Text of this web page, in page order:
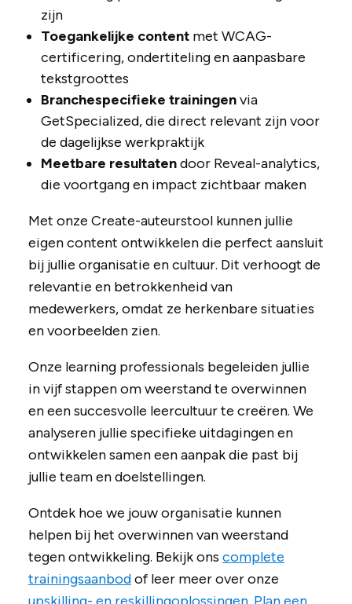
zijn
Toegankelijke contentmet WCAG-
certificering, ondertiteling en aanpasbare
tekstgroottes
Branchespecifieke trainingenvia
GetSpecialized, die direct relevant zijn voor
de dagelijkse werkpraktijk
Meetbare resultatendoor Reveal-analytics,
die voortgang en impact zichtbaar maken
Met onze Create-auteurstool kunnen jullie
eigen content ontwikkelen die perfect aansluit
bij jullie organisatie en cultuur. Dit verhoogt de
relevantie en betrokkenheid van
medewerkers, omdat ze herkenbare situaties
en voorbeelden zien.
Onze learning professionals begeleiden jullie
in vijf stappen om weerstand te overwinnen
en een succesvolle leercultuur te creëren. We
analyseren jullie specifieke uitdagingen en
ontwikkelen samen een aanpak die past bij
jullie team en doelstellingen.
Ontdek hoe we jouw organisatie kunnen
helpen bij het overwinnen van weerstand
tegen ontwikkeling. Bekijk ons complete
trainingsaanbodof leer meer over onze